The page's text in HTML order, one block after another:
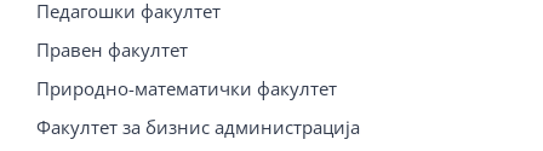
Педагошки факултет
Правен факултет
Природно-математички факултет
Факултет за бизнис администрација